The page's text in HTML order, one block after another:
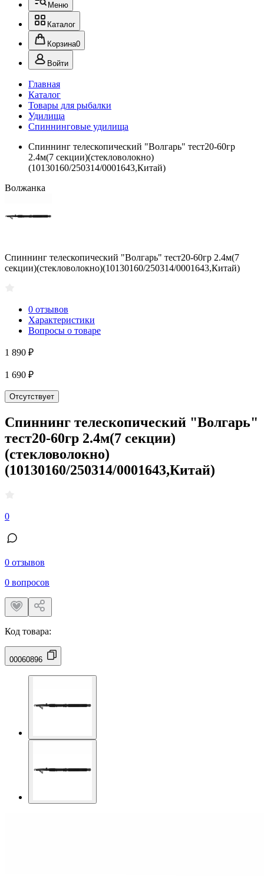
Меню
Каталог
Корзина0
Войти
Главная
Каталог
Товары для рыбалки
Удилища
Спиннинговые удилища
Спиннинг телескопический "Волгарь" тест20-60гр
2.4м(7 секции)(стекловолокно)
(10130160/250314/0001643,Китай)
Волжанка
Спиннинг телескопический "Волгарь" тест20-60гр 2.4м(7
секции)(стекловолокно)(10130160/250314/0001643,Китай)
0 отзывов
Характеристики
Вопросы о товаре
1 890 ₽
1 690 ₽
Отсутствует
Спиннинг телескопический "Волгарь"
тест20-60гр 2.4м(7 секции)
(стекловолокно)
(10130160/250314/0001643,Китай)
0
0 отзывов
0 вопросов
Код товара:
00060896